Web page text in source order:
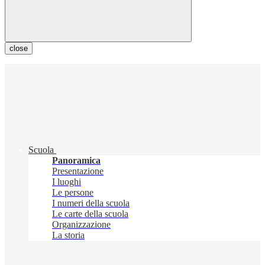
close
Scuola
Panoramica
Presentazione
I luoghi
Le persone
I numeri della scuola
Le carte della scuola
Organizzazione
La storia